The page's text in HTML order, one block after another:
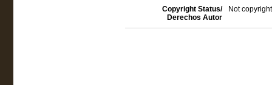
Copyright Status/
Derechos Autor
Not